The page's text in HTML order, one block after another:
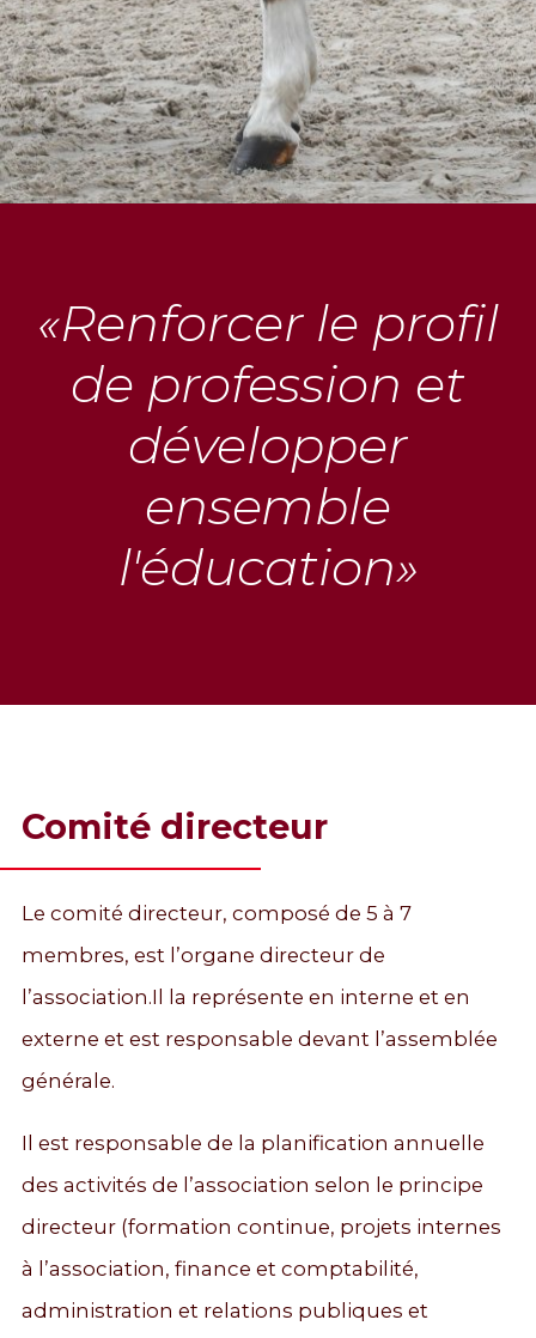
«Renforcer le profil
de profession et
développer
ensemble
l'éducation»
Comité directeur
Le comité directeur, composé de 5 à 7
membres, est l’organe directeur de
l’association.Il la représente en interne et en
externe et est responsable devant l’assemblée
générale.
Il est responsable de la planification annuelle
des activités de l’association selon le principe
directeur (formation continue, projets internes
à l’association, finance et comptabilité,
administration et relations publiques et